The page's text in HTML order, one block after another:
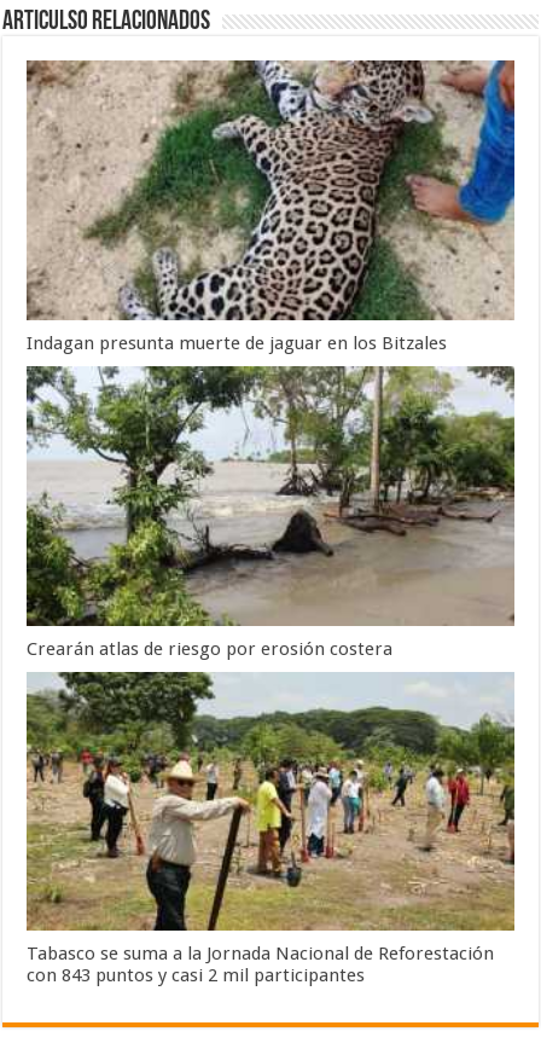
Articulso Relacionados
Indagan presunta muerte de jaguar en los Bitzales
Crearán atlas de riesgo por erosión costera
Tabasco se suma a la Jornada Nacional de Reforestación
con 843 puntos y casi 2 mil participantes